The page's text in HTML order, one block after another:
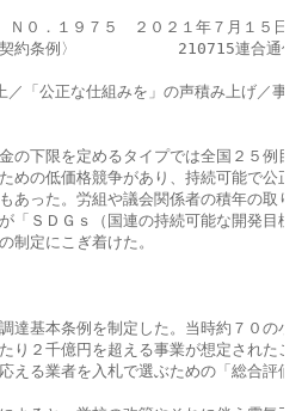
０．１９７５　２０２１年７月１５日
契約条例〉         　210715連合通信
／「公正な仕組みを」の声積み上げ／事業
の下限を定めるタイプでは全国２５例目
めの低価格競争があり、持続可能で公正
あった。労組や議会関係者の積年の取り
「ＳＤＧｓ（国連の持続可能な開発目標
制定にこぎ着けた。
達基本条例を制定した。当時約７０の小
り２千億円を超える事業が想定されたこ
える業者を入札で選ぶための「総合評価